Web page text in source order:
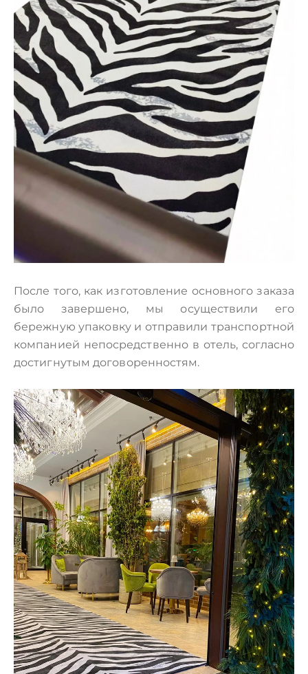
После того, как изготовление основного заказа
было завершено, мы осуществили его
бережную упаковку и отправили транспортной
компанией непосредственно в отель, согласно
достигнутым договоренностям.